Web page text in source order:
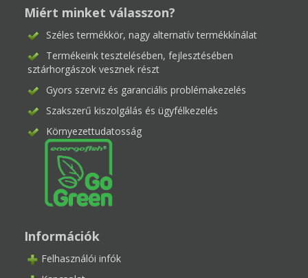
Miért minket válasszon?
Széles termékkör, nagy alternatív termékkínálat
Termékeink tesztelésében, fejlesztésében
sztárhorgászok vesznek részt
Gyors szerviz és garanciális problémakezelés
Szakszerű kiszolgálás és ügyfélkezelés
Környezettudatosság
Információk
Felhasználói infók